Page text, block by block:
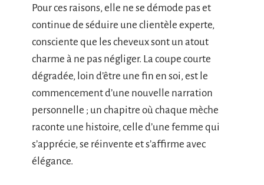
Pour ces raisons, elle ne se démode pas et
continue de séduire une clientèle experte,
consciente que les cheveux sont un atout
charme à ne pas négliger. La coupe courte
dégradée, loin d’être une fin en soi, est le
commencement d’une nouvelle narration
personnelle ; un chapitre où chaque mèche
raconte une histoire, celle d’une femme qui
s’apprécie, se réinvente et s’affirme avec
élégance.